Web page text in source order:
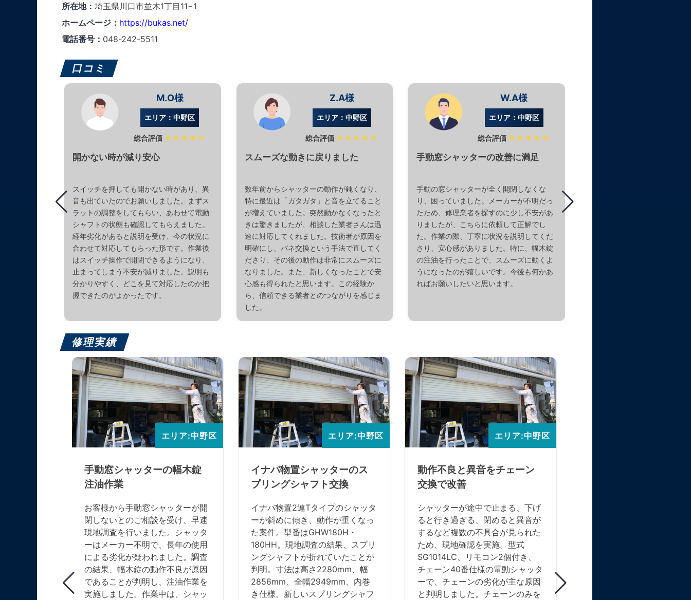
所在地： 埼玉県川口市並木1丁目11−1
ホームページ： https://bukas.net/
電話番号： 048-242-5511
口コミ
M.O様
エリア：中野区
総合評価 ★★★★☆
開かない時が減り安心
スイッチを押しても開かない時があり、異
音も出ていたのでお願いしました。まずス
ラットの調整をしてもらい、あわせて電動
シャフトの状態も確認してもらえました。
経年劣化があると説明を受け、今の状況に
合わせて対応してもらった形です。作業後
はスイッチ操作で開閉できるようになり、
止まってしまう不安が減りました。説明も
分かりやすく、どこを見て対応したのか把
握できたのがよかったです。
Z.A様
エリア：中野区
総合評価 ★★★★☆
スムーズな動きに戻りました
数年前からシャッターの動作が鈍くなり、
特に最近は「ガタガタ」と音を立てること
が増えていました。突然動かなくなったと
きは驚きましたが、相談した業者さんは迅
速に対応してくれました。技術者が原因を
明確にし、バネ交換という手法で直してく
ださり、その後の動作は非常にスムーズに
なりました。また、新しくなったことで安
心感も得られたと思います。この経験か
ら、信頼できる業者とのつながりを感じま
した。
W.A様
エリア：中野区
総合評価 ★★★★☆
手動窓シャッターの改善に満足
手動の窓シャッターが全く開閉しなくな
り、困っていました。メーカーが不明だっ
たため、修理業者を探すのに少し不安があ
りましたが、こちらに依頼して正解でし
た。作業の際、丁寧に状況を説明してくだ
さり、安心感がありました。特に、幅木錠
の注油を行ったことで、スムーズに動くよ
うになったのが嬉しいです。今後も何かあ
ればお願いしたいと思います。
修理実績
エリア:中野区
手動窓シャッターの幅木錠
注油作業
お客様から手動窓シャッターが開
閉しないとのご相談を受け、早速
現地調査を行いました。シャッタ
ーはメーカー不明で、長年の使用
による劣化が疑われました。調査
の結果、幅木錠の動作不良が原因
であることが判明し、注油作業を
実施しました。作業中は、シャッ
エリア:中野区
イナバ物置シャッターのス
プリングシャフト交換
イナバ物置2連Tタイプのシャッタ
ーが斜めに傾き、動作が重くなっ
た案件。型番はGHW180H・
180HH。現地調査の結果、スプリ
ングシャフトが折れていたことが
判明。寸法は高さ2280mm、幅
2856mm、全幅2949mm、内巻
き仕様。新しいスプリングシャフ
エリア:中野区
動作不良と異音をチェーン
交換で改善
シャッターが途中で止まる、下げ
ると行き過ぎる、閉めると異音が
するなど複数の不具合が見られた
ため、現地確認を実施。型式
SG1014LC、リモコン2個付き、
チェーン40番仕様の電動シャッタ
ーで、チェーンの劣化が主な原因
と判明しました。チェーンのみを